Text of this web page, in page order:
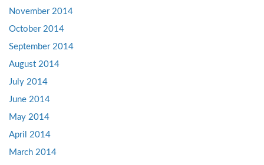
November 2014
October 2014
September 2014
August 2014
July 2014
June 2014
May 2014
April 2014
March 2014